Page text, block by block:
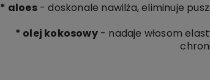
* aloes- doskonale nawilża, eliminuje
* olej kokosowy- nadaje włosom